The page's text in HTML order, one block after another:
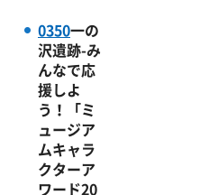
0350一の
沢遺跡-み
んなで応
援しよ
う！「ミ
ュージア
ムキャラ
クターア
ワード20